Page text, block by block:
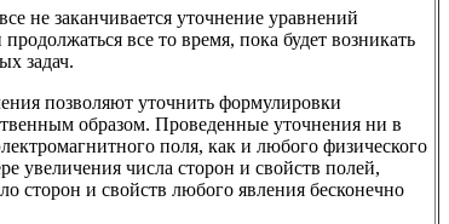
не заканчивается уточнение уравнений
все то время, пока будет возникать
задач.
позволяют уточнить формулировки
образом. Проведенные уточнения ни в
поля, как и любого физического
увеличения числа сторон и свойств полей,
сторон и свойств любого явления бесконечно